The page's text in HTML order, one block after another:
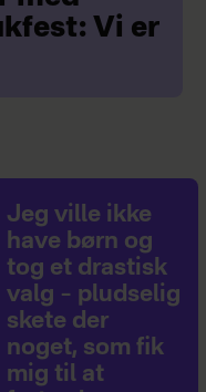
Vi er
Jeg ville ikke
have børn og
tog et drastisk
valg – pludselig
skete der
noget, som fik
mig til at